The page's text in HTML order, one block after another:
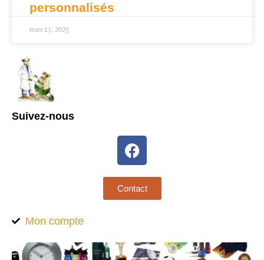
personnalisés
mars 17, 2025
Suivez-nous
Contact
Mon compte